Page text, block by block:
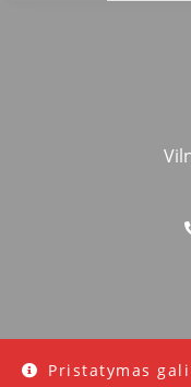
Pristatymas